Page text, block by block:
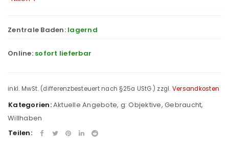
Zentrale Baden: lagernd
Online: sofort lieferbar
inkl. MwSt. (differenzbesteuert nach §25a UStG.) zzgl. Versandkosten
Kategorien:Aktuelle Angebote, g: Objektive, Gebraucht,
Willhaben
Teilen: